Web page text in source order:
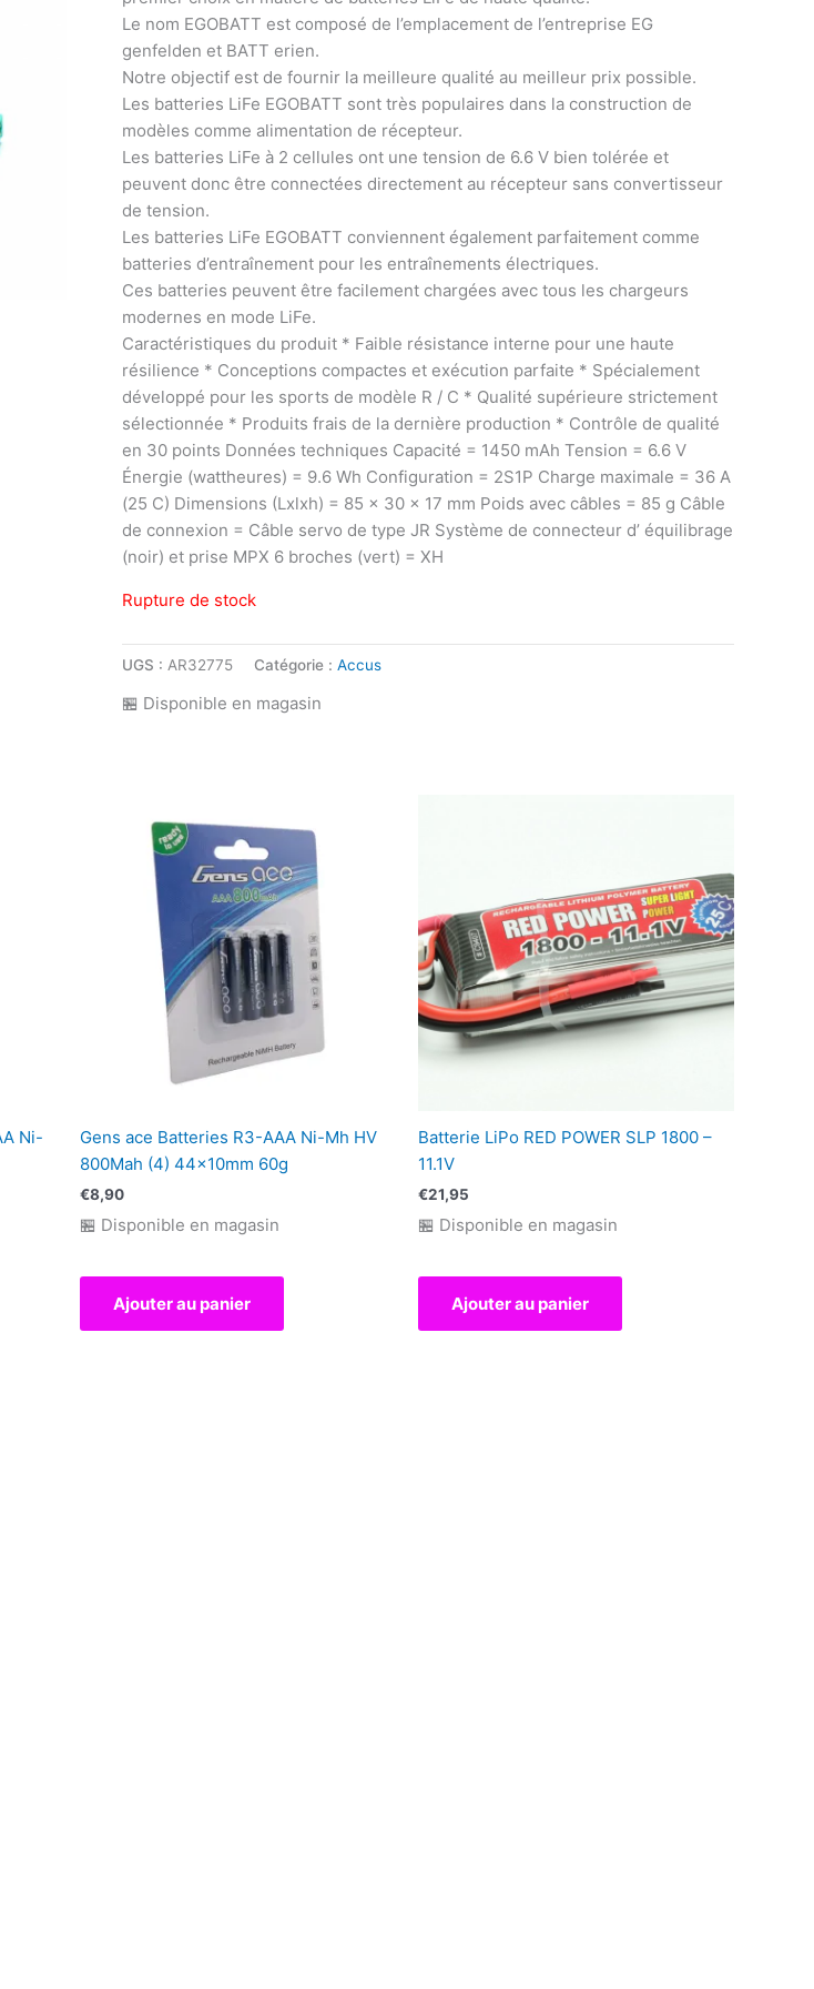
Le nom EGOBATT est composé de l’emplacement de l’entreprise EG
genfelden et BATT erien.
Notre objectif est de fournir la meilleure qualité au meilleur prix possible.
Les batteries LiFe EGOBATT sont très populaires dans la construction de
modèles comme alimentation de récepteur.
Les batteries LiFe à 2 cellules ont une tension de 6.6 V bien tolérée et
peuvent donc être connectées directement au récepteur sans convertisseur
de tension.
Les batteries LiFe EGOBATT conviennent également parfaitement comme
batteries d’entraînement pour les entraînements électriques.
Ces batteries peuvent être facilement chargées avec tous les chargeurs
modernes en mode LiFe.
Caractéristiques du produit * Faible résistance interne pour une haute
résilience * Conceptions compactes et exécution parfaite * Spécialement
développé pour les sports de modèle R / C * Qualité supérieure strictement
sélectionnée * Produits frais de la dernière production * Contrôle de qualité
en 30 points Données techniques Capacité = 1450 mAh Tension = 6.6 V
Énergie (wattheures) = 9.6 Wh Configuration = 2S1P Charge maximale = 36 A
(25 C) Dimensions (Lxlxh) = 85 x 30 x 17 mm Poids avec câbles = 85 g Câble
de connexion = Câble servo de type JR Système de connecteur d’ équilibrage
(noir) et prise MPX 6 broches (vert) = XH
Rupture de stock
UGS : AR32775 Catégorie : Accus
🏪 Disponible en magasin
Ni-
Gens ace Batteries R3-AAA Ni-Mh HV
800Mah (4) 44x10mm 60g
€8,90
🏪 Disponible en magasin
Ajouter au panier
Batterie LiPo RED POWER SLP 1800 –
11.1V
€21,95
🏪 Disponible en magasin
Ajouter au panier